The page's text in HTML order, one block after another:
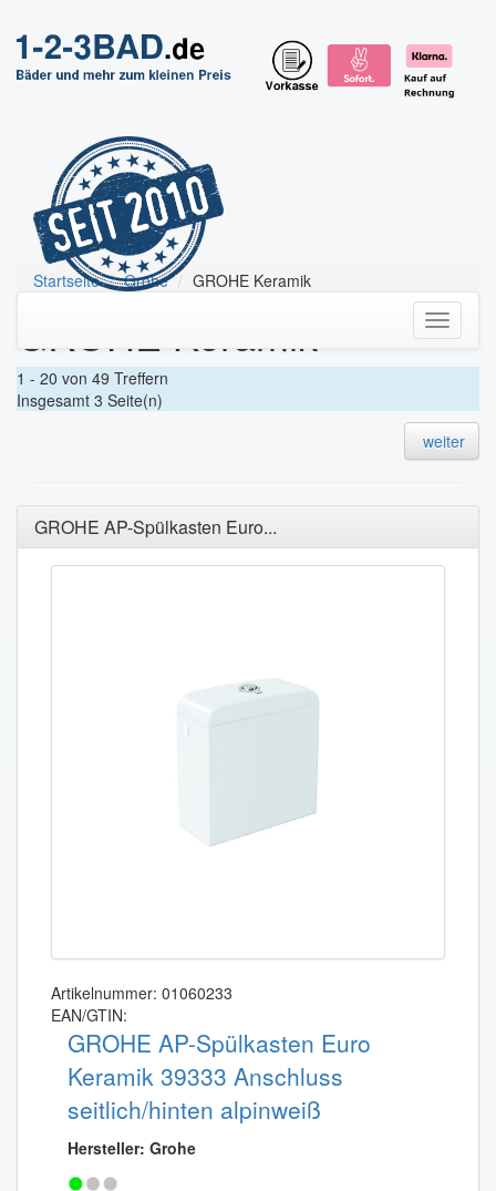
Toggle
Startseite Grohe GROHE Keramik
GROHE Keramik
1 - 20 von 49 Treffern
Insgesamt 3 Seite(n)
weiter
GROHE AP-Spülkasten Euro...
Artikelnummer: 01060233
EAN/GTIN:
GROHE AP-Spülkasten Euro
Keramik 39333 Anschluss
seitlich/hinten alpinweiß
Hersteller: Grohe